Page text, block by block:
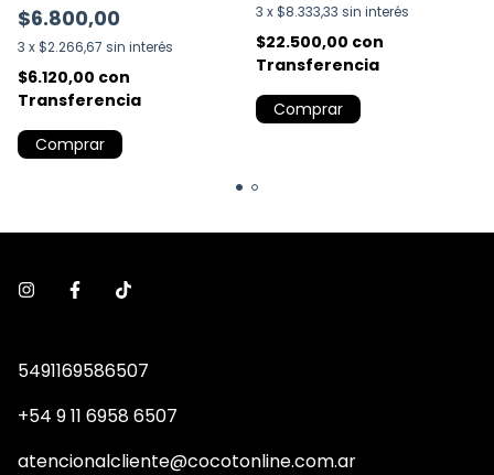
$6.800,00
3 x $2.266,67 sin interés
$6.120,00 con
Transferencia
Comprar
3 x $8.333,33 sin interés
$22.500,00 con
Transferencia
Comprar
5491169586507
+54 9 11 6958 6507
atencionalcliente@cocotonline.com.ar